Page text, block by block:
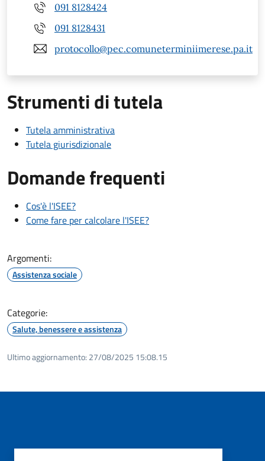
091 8128424
091 8128431
protocollo@pec.comuneterminiimerese.pa.it
Strumenti di tutela
Tutela amministrativa
Tutela giurisdizionale
Domande frequenti
Cos'è l'ISEE?
Come fare per calcolare l'ISEE?
Argomenti:
Assistenza sociale
Categorie:
Salute, benessere e assistenza
Ultimo aggiornamento: 27/08/2025 15:08.15